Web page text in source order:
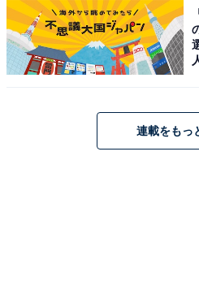
ハンバーグとエビフライが
ーグ(デミ)＆エビフライプ
連載をもっ